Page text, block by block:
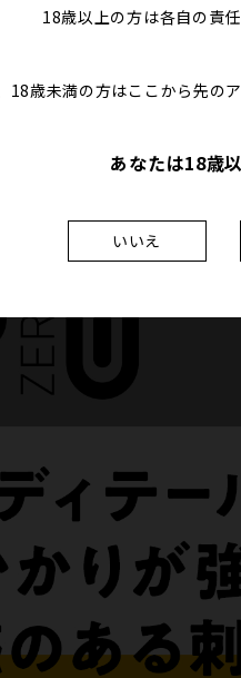
18歳以上の方は各自の責
18歳未満の方はここから先の
あなたは18歳
いいえ